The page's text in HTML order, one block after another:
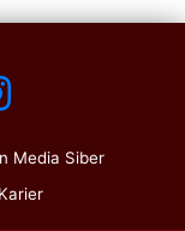
Media Siber
Karier